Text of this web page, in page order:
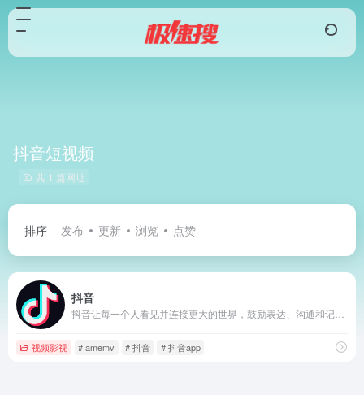
抖音短视频
共 1 篇网址
排序 发布 更新 浏览 点赞
抖音
视频影视 # amemv # 抖音 # 抖音app